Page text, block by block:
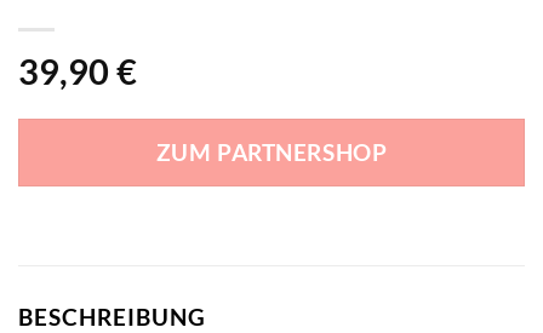
39,90 €
ZUM PARTNERSHOP
BESCHREIBUNG